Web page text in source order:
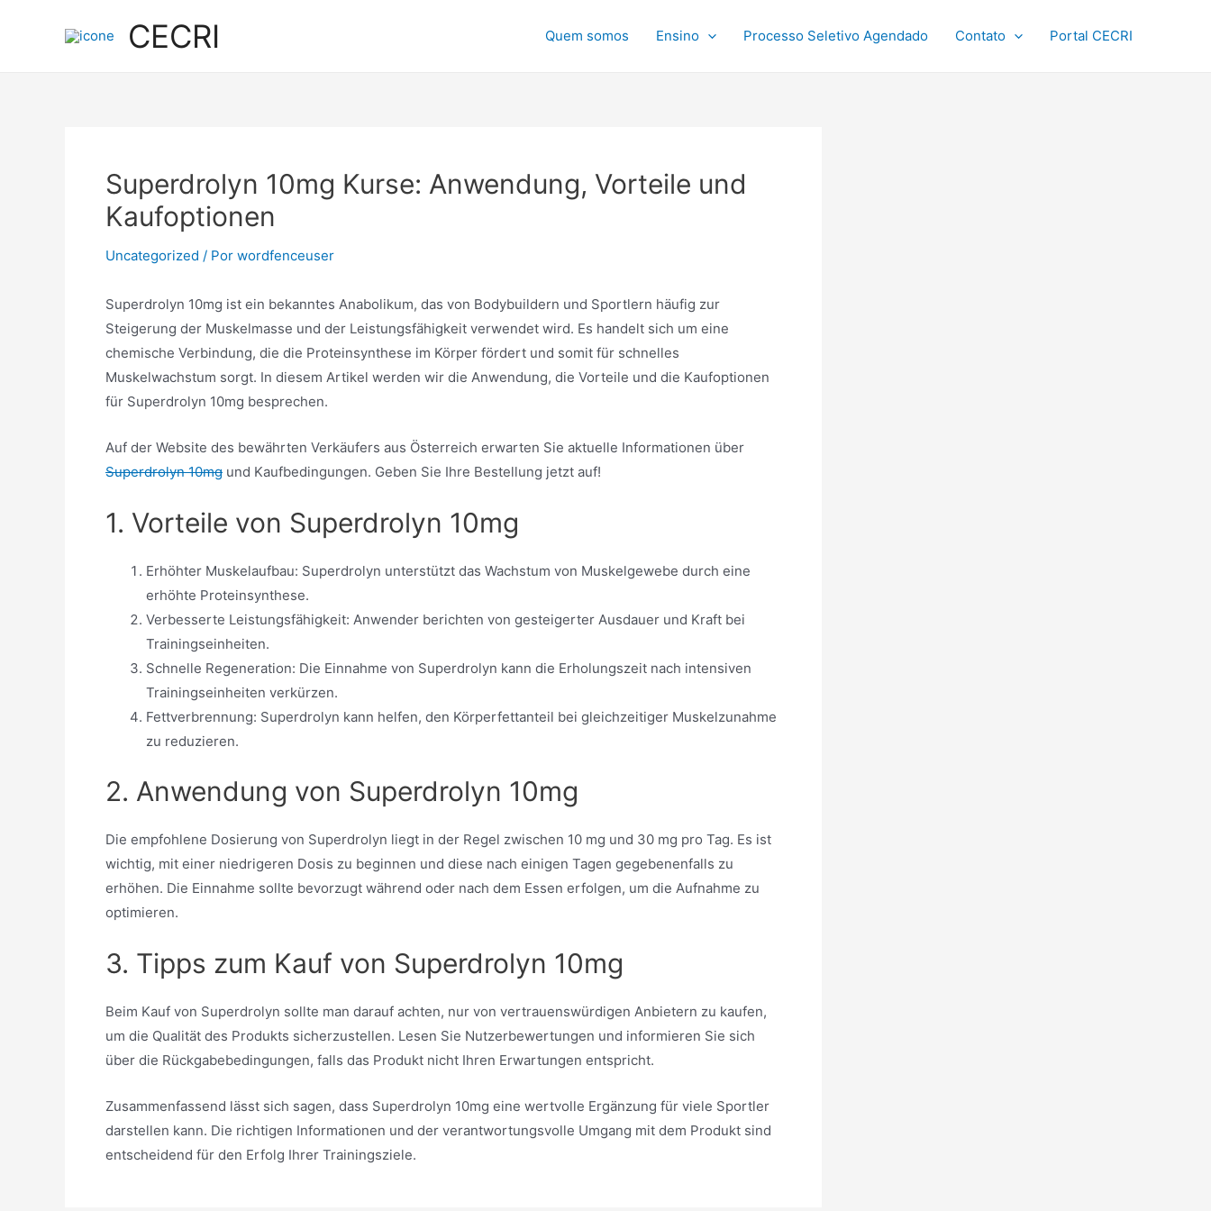
CECRI Quem somos Ensino Processo Seletivo Agendado Contato Portal CECRI
Superdrolyn 10mg Kurse: Anwendung, Vorteile und
Kaufoptionen
Uncategorized / Por wordfenceuser
Superdrolyn 10mg ist ein bekanntes Anabolikum, das von Bodybuildern und Sportlern häufig zur
Steigerung der Muskelmasse und der Leistungsfähigkeit verwendet wird. Es handelt sich um eine
chemische Verbindung, die die Proteinsynthese im Körper fördert und somit für schnelles
Muskelwachstum sorgt. In diesem Artikel werden wir die Anwendung, die Vorteile und die Kaufoptionen
für Superdrolyn 10mg besprechen.
Auf der Website des bewährten Verkäufers aus Österreich erwarten Sie aktuelle Informationen über
Superdrolyn 10mg und Kaufbedingungen. Geben Sie Ihre Bestellung jetzt auf!
1. Vorteile von Superdrolyn 10mg
Erhöhter Muskelaufbau: Superdrolyn unterstützt das Wachstum von Muskelgewebe durch eine
erhöhte Proteinsynthese.
Verbesserte Leistungsfähigkeit: Anwender berichten von gesteigerter Ausdauer und Kraft bei
Trainingseinheiten.
Schnelle Regeneration: Die Einnahme von Superdrolyn kann die Erholungszeit nach intensiven
Trainingseinheiten verkürzen.
Fettverbrennung: Superdrolyn kann helfen, den Körperfettanteil bei gleichzeitiger Muskelzunahme
zu reduzieren.
2. Anwendung von Superdrolyn 10mg
Die empfohlene Dosierung von Superdrolyn liegt in der Regel zwischen 10 mg und 30 mg pro Tag. Es ist
wichtig, mit einer niedrigeren Dosis zu beginnen und diese nach einigen Tagen gegebenenfalls zu
erhöhen. Die Einnahme sollte bevorzugt während oder nach dem Essen erfolgen, um die Aufnahme zu
optimieren.
3. Tipps zum Kauf von Superdrolyn 10mg
Beim Kauf von Superdrolyn sollte man darauf achten, nur von vertrauenswürdigen Anbietern zu kaufen,
um die Qualität des Produkts sicherzustellen. Lesen Sie Nutzerbewertungen und informieren Sie sich
über die Rückgabebedingungen, falls das Produkt nicht Ihren Erwartungen entspricht.
Zusammenfassend lässt sich sagen, dass Superdrolyn 10mg eine wertvolle Ergänzung für viele Sportler
darstellen kann. Die richtigen Informationen und der verantwortungsvolle Umgang mit dem Produkt sind
entscheidend für den Erfolg Ihrer Trainingsziele.